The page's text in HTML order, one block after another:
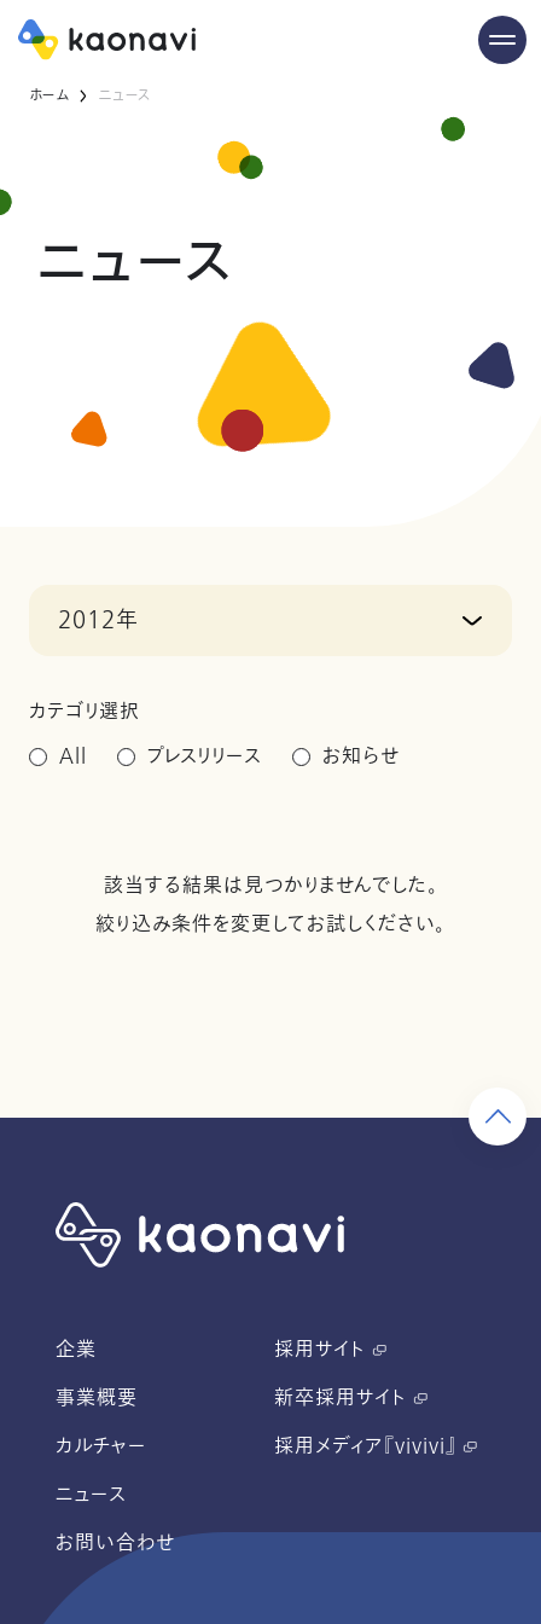
ホーム ニュース
ニュース
2012年
カテゴリ選択
All
プレスリリース お知らせ
該当する結果は見つかりませんでした。
絞り込み条件を変更してお試しください。
企業
事業概要
カルチャー
ニュース
お問い合わせ
採用サイト
新卒採用サイト
採用メディア『vivivi』